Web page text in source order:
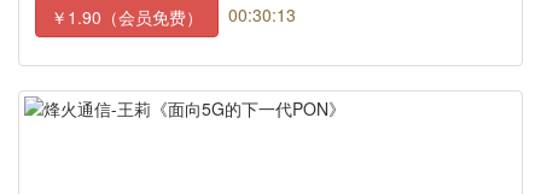
￥1.90（会员免费） 00:30:13